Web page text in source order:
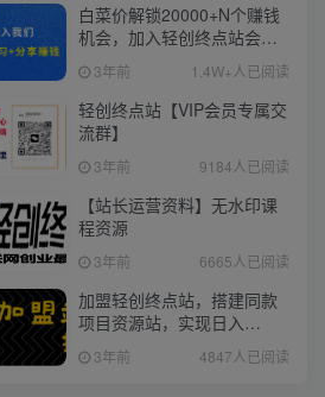
白菜价解锁20000+N个赚钱
机会，加入轻创终点站会
员，全站资源免费学习。
3年前 1.4W+人已阅读
轻创终点站【VIP会员专属交
流群】
3年前 9184人已阅读
【站长运营资料】无水印课
程资源
3年前 6665人已阅读
加盟轻创终点站，搭建同款
项目资源站，实现日入
2000+
3年前 4847人已阅读